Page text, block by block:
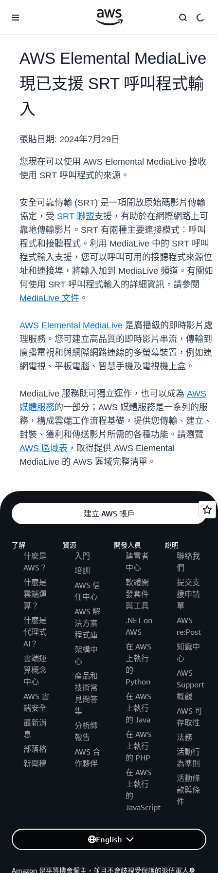
AWS Elemental MediaLive
現已支援 SRT 呼叫程式輸
入
張貼日期: 2024年7月29日
您現在可以使用 AWS Elemental MediaLive 接收
使用 SRT 呼叫程式的來源。
安全可靠傳輸 (SRT) 是一項開放原始碼影片傳輸
協定，受 SRT 聯盟支援，有助於在網際網路上可
靠地傳輸影片。SRT 有兩種主要連接模式：呼叫
程式和接聽程式。利用 MediaLive 中的 SRT 呼叫
程式輸入支援，您可以呼叫可用的接聽程式來源位
址和連接埠，將輸入加到 MediaLive 頻道。有關如
何使用 SRT 呼叫程式輸入的詳細資訊，請參閱
MediaLive 文件 。
AWS Elemental MediaLive 是廣播級的即時影片處
理服務。您可建立高品質的即時影片串流，傳輸到
廣播電視和與網際網路連線的多螢幕裝置，例如連
網電視、平板電腦、智慧手機及電視機上盒。
MediaLive 服務既可獨立運作，也可以成為 AWS
媒體服務的一部分；AWS 媒體服務是一系列的服
務，構成雲端工作流程基礎，提供您傳輸、建立、
封裝、獲利和傳送影片所需的各種功能。請瀏覽
AWS 區域表 ，取得提供 AWS Elemental
MediaLive 的 AWS 區域完整清單。
建立 AWS 帳戶
了解
什麼是
AWS？
什麼是
雲端運
算？
什麼是
代理式
AI？
雲端運
算概念
中心
AWS 雲
端安全
最新消
息
部落格
新聞稿
資源
入門
培訓
AWS 信
任中心
AWS 解
決方案
程式庫
架構中
心
產品和
技術常
見問答
集
分析師
報告
AWS 合
作夥伴
開發人員
建置者
中心
軟體開
發套件
與工具
.NET on
AWS
在 AWS
上執行
的
Python
在 AWS
上執行
的 Java
在 AWS
上執行
的 PHP
在 AWS
上執行
的
JavaScript
說明
聯絡我
們
提交支
援申請
單
AWS
re:Post
知識中
心
AWS
Support
概觀
AWS 可
存取性
法務
活動行
為準則
活動條
款與條
件
English
Amazon 是平等機會僱主，並且不會歧視受保護的退伍軍人身